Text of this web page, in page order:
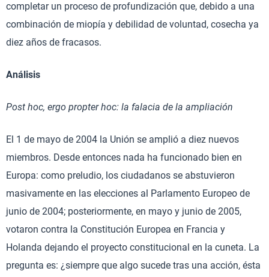
completar un proceso de profundización que, debido a una
combinación de miopía y debilidad de voluntad, cosecha ya
diez años de fracasos.
Análisis
Post hoc, ergo propter hoc: la falacia de la ampliación
El 1 de mayo de 2004 la Unión se amplió a diez nuevos
miembros. Desde entonces nada ha funcionado bien en
Europa: como preludio, los ciudadanos se abstuvieron
masivamente en las elecciones al Parlamento Europeo de
junio de 2004; posteriormente, en mayo y junio de 2005,
votaron contra la Constitución Europea en Francia y
Holanda dejando el proyecto constitucional en la cuneta. La
pregunta es: ¿siempre que algo sucede tras una acción, ésta